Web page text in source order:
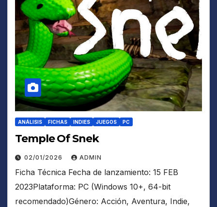
ANÁLISIS FICHAS INDIES JUEGOS PC
Temple Of Snek
02/01/2026 ADMIN
Ficha Técnica Fecha de lanzamiento: 15 FEB
2023Plataforma: PC (Windows 10+, 64-bit
recomendado)Género: Acción, Aventura, Indie,